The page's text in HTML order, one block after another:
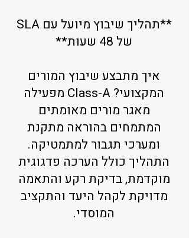
**תהליך שיבוץ מיועל עם SLA
של 48 שעות**
איך מתבצע שיבוץ המורים
המקצועי? Class-A מפעילה
מאגר מורים מאומתים
המתמחים בהוראה מתקנת
ומערכי תגבור למתמטיקה.
התהליך כולל הערכה פדגוגית
מוקדמת, בדיקת רקע והתאמה
מדויקת לקהל היעד והתקציב
המוסדי.